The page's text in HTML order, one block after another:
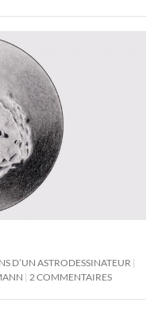
D’UN ASTRODESSINATEUR
2 COMMENTAIRES